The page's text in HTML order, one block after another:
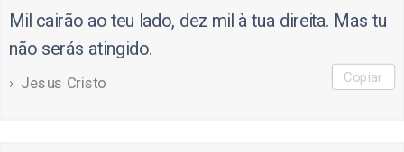
Mil cairão ao teu lado, dez mil à tua direita. Mas tu
não serás atingido.
Jesus Cristo Copiar